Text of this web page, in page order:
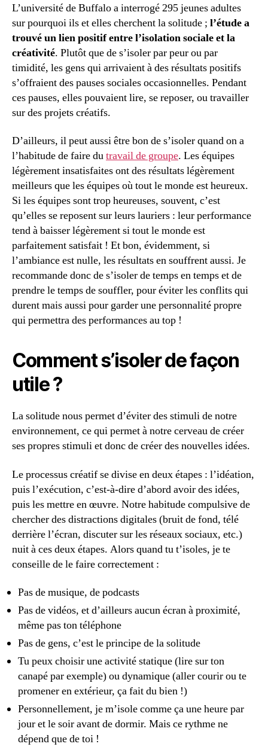
L’université de Buffalo a interrogé 295 jeunes adultes
sur pourquoi ils et elles cherchent la solitude ; l’étude a
trouvé un lien positif entre l’isolation sociale et la
créativité. Plutôt que de s’isoler par peur ou par
timidité, les gens qui arrivaient à des résultats positifs
s’offraient des pauses sociales occasionnelles. Pendant
ces pauses, elles pouvaient lire, se reposer, ou travailler
sur des projets créatifs.
D’ailleurs, il peut aussi être bon de s’isoler quand on a
l’habitude de faire dutravail de groupe. Les équipes
légèrement insatisfaites ont des résultats légèrement
meilleurs que les équipes où tout le monde est heureux.
Si les équipes sont trop heureuses, souvent, c’est
qu’elles se reposent sur leurs lauriers : leur performance
tend à baisser légèrement si tout le monde est
parfaitement satisfait ! Et bon, évidemment, si
l’ambiance est nulle, les résultats en souffrent aussi. Je
recommande donc de s’isoler de temps en temps et de
prendre le temps de souffler, pour éviter les conflits qui
durent mais aussi pour garder une personnalité propre
qui permettra des performances au top !
Comment s’isoler de façon
utile ?
La solitude nous permet d’éviter des stimuli de notre
environnement, ce qui permet à notre cerveau de créer
ses propres stimuli et donc de créer des nouvelles idées.
Le processus créatif se divise en deux étapes : l’idéation,
puis l’exécution, c’est-à-dire d’abord avoir des idées,
puis les mettre en œuvre. Notre habitude compulsive de
chercher des distractions digitales (bruit de fond, télé
derrière l’écran, discuter sur les réseaux sociaux, etc.)
nuit à ces deux étapes. Alors quand tu t’isoles, je te
conseille de le faire correctement :
Pas de musique, de podcasts
Pas de vidéos, et d’ailleurs aucun écran à proximité,
même pas ton téléphone
Pas de gens, c’est le principe de la solitude
Tu peux choisir une activité statique (lire sur ton
canapé par exemple) ou dynamique (aller courir ou te
promener en extérieur, ça fait du bien !)
Personnellement, je m’isole comme ça une heure par
jour et le soir avant de dormir. Mais ce rythme ne
dépend que de toi !